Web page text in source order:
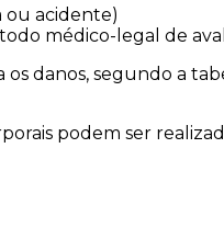
ou acidente)
médico-legal de
danos, segundo a
podem ser